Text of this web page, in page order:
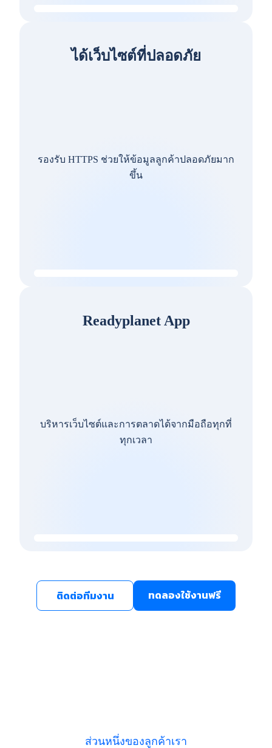
ได้เว็บไซต์ที่ปลอดภัย
รองรับ HTTPS ช่วยให้ข้อมูลลูกค้าปลอดภัยมาก
ขึ้น
Readyplanet App
บริหารเว็บไซต์และการตลาดได้จากมือถือทุกที่
ทุกเวลา
ติดต่อทีมงาน ทดลองใช้งานฟรี
ส่วนหนึ่งของลูกค้าเรา